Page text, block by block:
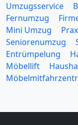
Umzugsservice
Fernumzug
Mini Umzug
Seniorenumzug
Entrümpelung
Möbellift